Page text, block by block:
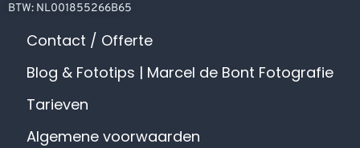
BTW: NL001855266B65
Contact / Offerte
Blog & Fototips | Marcel de Bont Fotografie
Tarieven
Algemene voorwaarden